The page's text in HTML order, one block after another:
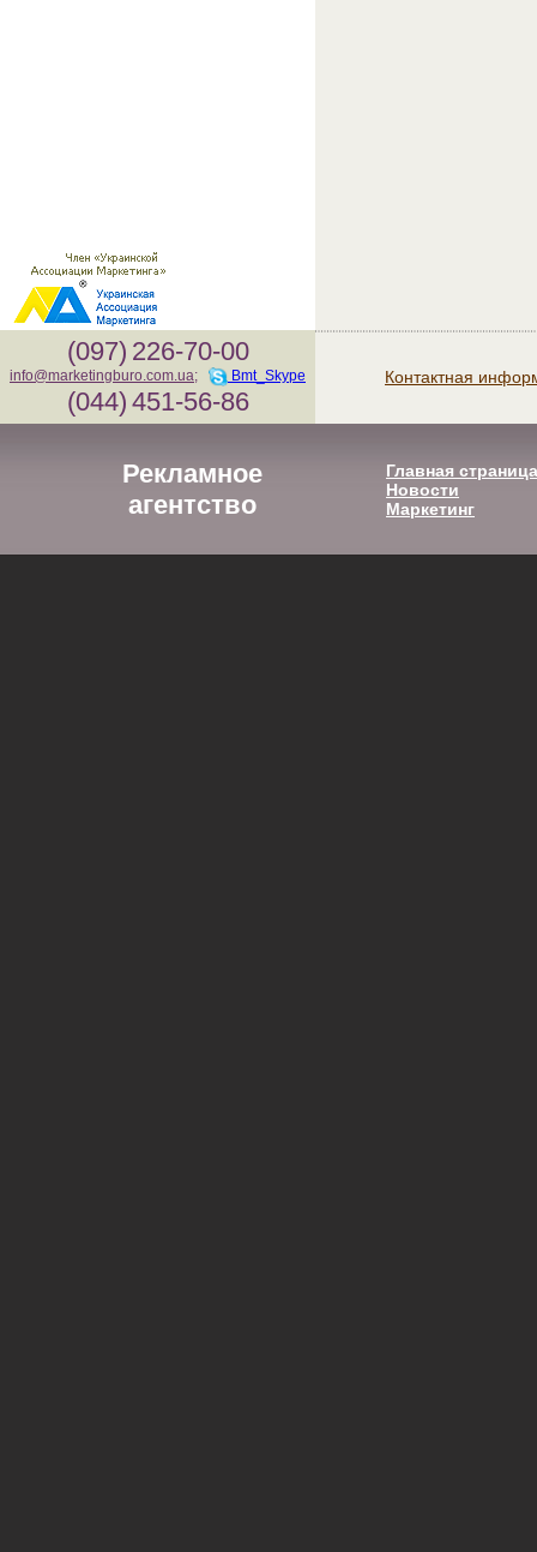
(097) 226-70-00
info@marketingburo.com.ua; Bmt_Skype
(044) 451-56-86
Контактная
Рекламное
агентство
Главная страница
Новости
Маркетинг